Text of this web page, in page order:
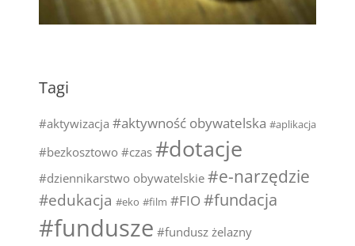
Tagi
#aktywizacja #aktywność obywatelska #aplikacja
#bezkosztowo #czas #dotacje
#dziennikarstwo obywatelskie #e-narzędzie
#edukacja #eko #film #FIO #fundacja
#fundusze #fundusz żelazny